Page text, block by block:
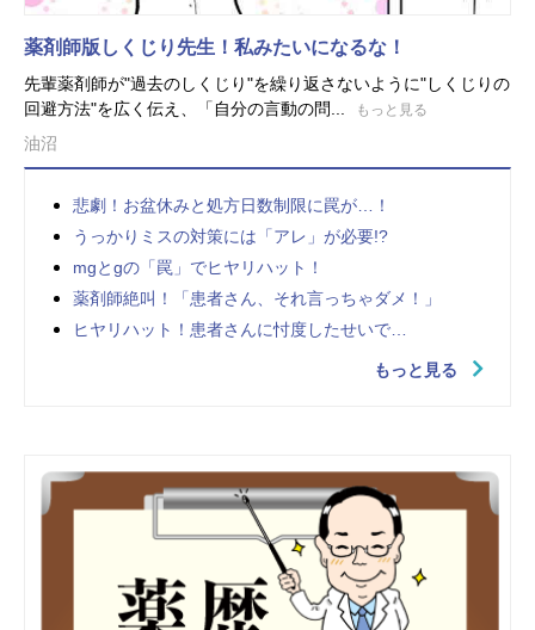
薬剤師版しくじり先生！私みたいになるな！
先輩薬剤師が"過去のしくじり"を繰り返さないように"しくじりの
回避方法"を広く伝え、「自分の言動の問...
もっと見る
油沼
悲劇！お盆休みと処方日数制限に罠が…！
うっかりミスの対策には「アレ」が必要!?
mgとgの「罠」でヒヤリハット！
薬剤師絶叫！「患者さん、それ言っちゃダメ！」
ヒヤリハット！患者さんに忖度したせいで…
もっと見る